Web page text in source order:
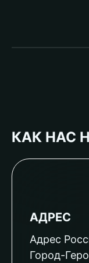
КАК НАС
АДРЕС
Адрес
Город-